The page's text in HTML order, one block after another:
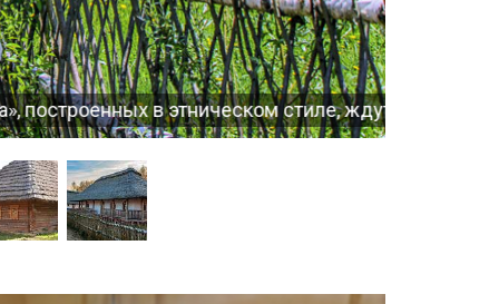
стиле, ждут гостей!